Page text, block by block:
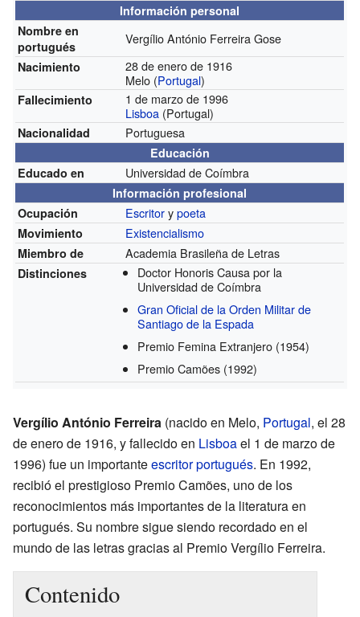
Información personal
Nombre en
portugués
Vergílio António Ferreira Gose
Nacimiento
28 de enero de 1916
Melo (Portugal)
Fallecimiento
1 de marzo de 1996
Lisboa (Portugal)
Nacionalidad Portuguesa
Educación
Educado en
Universidad de Coímbra
Información profesional
Ocupación
Escritorypoeta
Movimiento Existencialismo
Miembro de Academia Brasileña de Letras
Distinciones
Doctor Honoris Causa por la
Universidad de Coímbra
Gran Oficial de la Orden Militar de
Santiago de la Espada
Premio Femina Extranjero (1954)
Premio Camões (1992)
Vergílio António Ferreira (nacido en Melo, Portugal, el 28
de enero de 1916, y fallecido en Lisboael 1 de marzo de
1996) fue un importanteescritorportugués. En 1992,
recibió el prestigioso Premio Camões, uno de los
reconocimientos más importantes de la literatura en
portugués. Su nombre sigue siendo recordado en el
mundo de las letras gracias al Premio Vergílio Ferreira.
Contenido